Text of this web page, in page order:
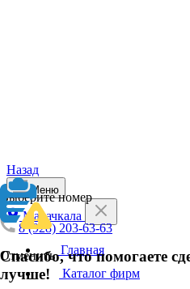
Назад
Выберите номер
8 (928) 203-63-63
Отменить
Спасибо, что помогаете
лучше!
Меню
Махачкала
Главная
Каталог фирм